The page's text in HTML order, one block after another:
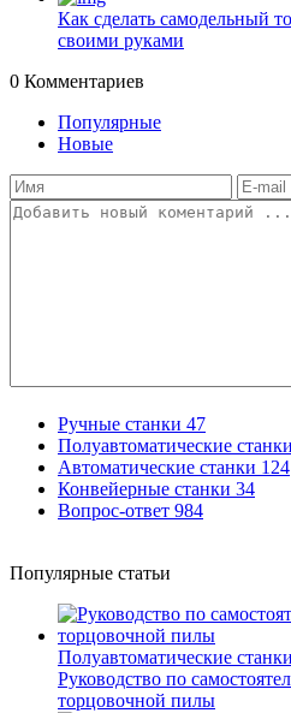
Как сделать самодельный
своими руками
0 Комментариев
Популярные
Новые
Ручные станки 47
Полуавтоматические станки
Автоматические станки 124
Конвейерные станки 34
Вопрос-ответ 984
Популярные статьи
Полуавтоматические станки
Руководство по
торцовочной пилы